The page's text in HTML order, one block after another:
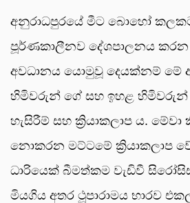
අනුරාධපුරයේ මීට බොහෝ
පූර්ණකාලීනව දේශපාලනය කරන
අවධානය යොමුවූ දෙයක්නම් මේ
හිමිවරුන් ගේ සහ ඉහළ හිමිවරුන්
හැසිරීම් සහ ක්‍රියාකලාප ය.
නොකරන මට්ටමේ ක්‍රියාකලාප
ධාරියෙක් බීමත්කම වැඩිවී
මියගිය අතර ථූපාරාමය භාරව